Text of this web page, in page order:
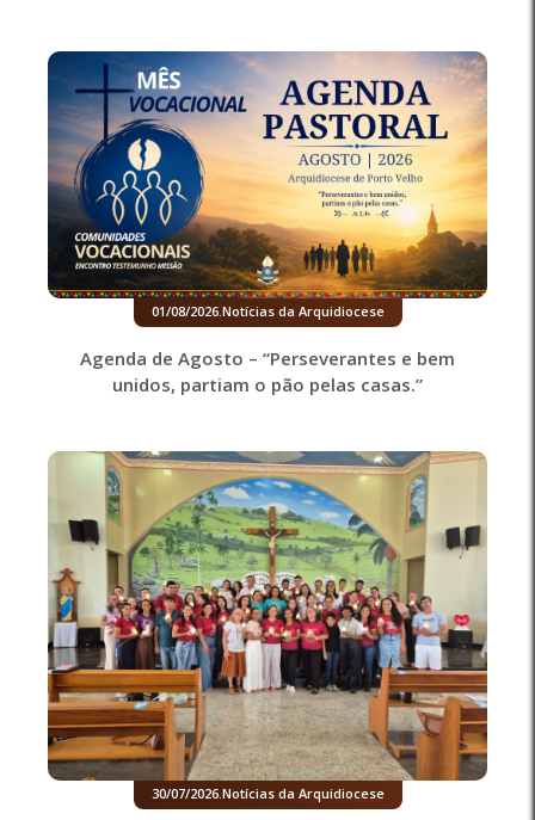
01/08/2026. Notícias da Arquidiocese
Agenda de Agosto – “Perseverantes e bem
unidos, partiam o pão pelas casas.”
30/07/2026. Notícias da Arquidiocese